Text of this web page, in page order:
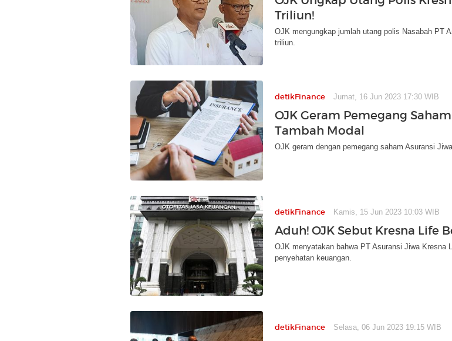
Triliun!
OJK mengungkap jumlah utang polis Nasabah PT
triliun.
detikFinance Jumat, 16 Jun 2023 17:30 WIB
OJK Geram Pemegang
Tambah Modal
OJK geram dengan pemegang saham Asuransi
detikFinance Kamis, 15 Jun 2023 10:03 WIB
Aduh! OJK Sebut Kresna Life
OJK menyatakan bahwa PT Asuransi Jiwa Kresna
penyehatan keuangan.
detikFinance Selasa, 06 Jun 2023 19:15 WIB